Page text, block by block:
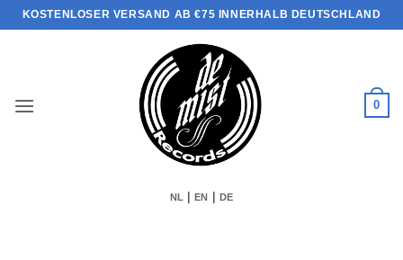
Zum
Inhalt
KOSTENLOSER VERSAND AB €75 INNERHALB DEUTSCHLAND
0
NL |EN DE